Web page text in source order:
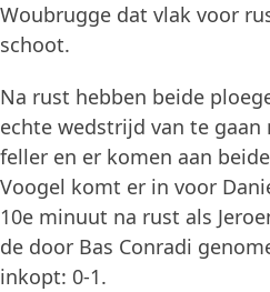
Woubrugge dat vlak voor
schoot.
Na rust hebben beide
echte wedstrijd van te gaan
feller en er komen aan
Voogel komt er in voor
10e minuut na rust als
de door Bas Conradi
inkopt: 0-1.